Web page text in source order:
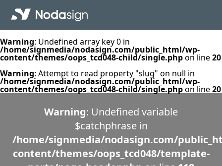
Warning: Undefined array key 0 in
/home/signmedia/nodasign.com/public_html/wp-
content/themes/oops_tcd048-child/single.phpon line20
Warning: Attempt to read property "slug" on null in
/home/signmedia/nodasign.com/public_html/wp-
content/themes/oops_tcd048-child/single.phpon line20
Warning: Undefined variable
$catchphrase in
/home/signmedia/nodasign.com/
content/themes/oops_tcd048/template-